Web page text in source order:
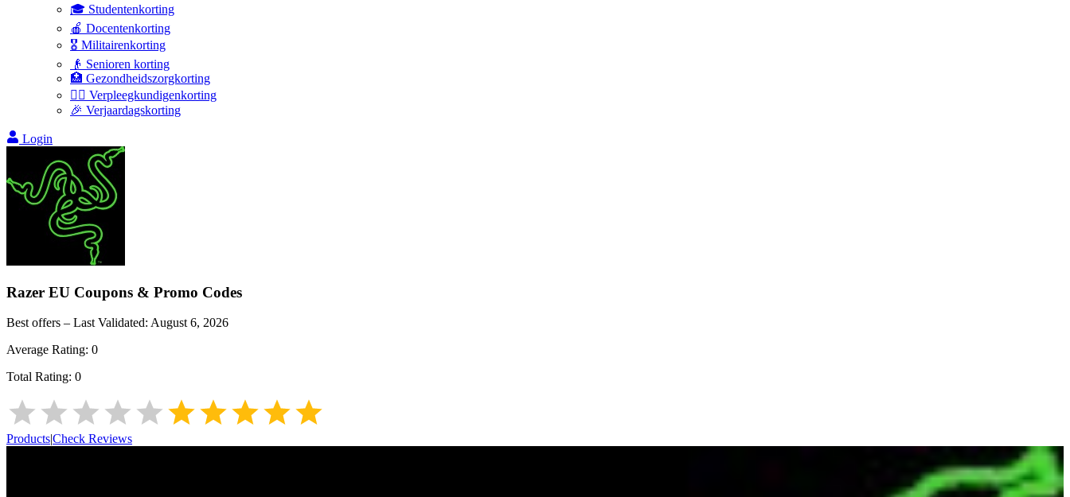
🎓 Studentenkorting
🍎 Docentenkorting
🎖️ Militairenkorting
👴 Senioren korting
🏥 Gezondheidszorgkorting
👩‍⚕️ Verpleegkundigenkorting
🎉 Verjaardagskorting
Login
Razer EU Coupons & Promo Codes
Best offers – Last Validated: August 6, 2026
Average Rating: 0
Total Rating: 0
Products|Check Reviews